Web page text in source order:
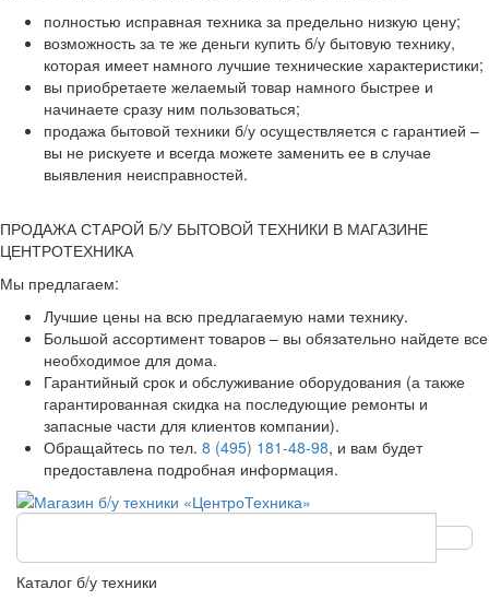
полностью исправная техника за предельно низкую цену;
возможность за те же деньги купить б/у бытовую технику,
которая имеет намного лучшие технические характеристики;
вы приобретаете желаемый товар намного быстрее и
начинаете сразу ним пользоваться;
продажа бытовой техники б/у осуществляется с гарантией –
вы не рискуете и всегда можете заменить ее в случае
выявления неисправностей.
ПРОДАЖА СТАРОЙ Б/У БЫТОВОЙ ТЕХНИКИ В МАГАЗИНЕ
ЦЕНТРОТЕХНИКА
Мы предлагаем:
Лучшие цены на всю предлагаемую нами технику.
Большой ассортимент товаров – вы обязательно найдете все
необходимое для дома.
Гарантийный срок и обслуживание оборудования (а также
гарантированная скидка на последующие ремонты и
запасные части для клиентов компании).
Обращайтесь по тел. 8 (495) 181-48-98, и вам будет
предоставлена подробная информация.
Каталог б/у техники